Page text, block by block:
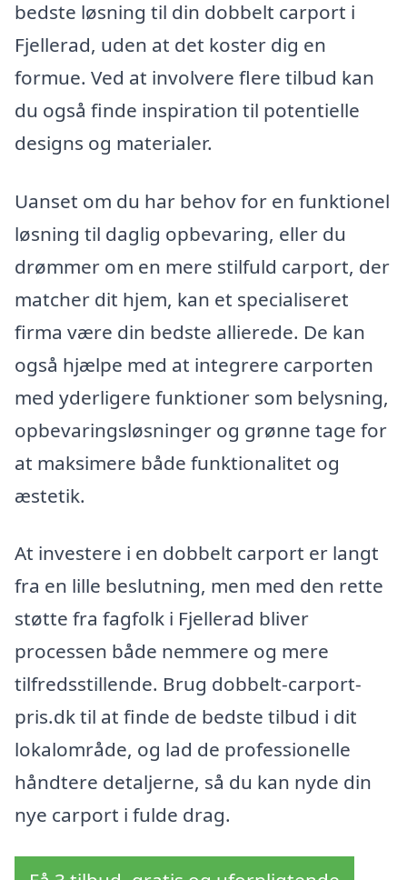
bedste løsning til din dobbelt carport i
Fjellerad, uden at det koster dig en
formue. Ved at involvere flere tilbud kan
du også finde inspiration til potentielle
designs og materialer.
Uanset om du har behov for en funktionel
løsning til daglig opbevaring, eller du
drømmer om en mere stilfuld carport, der
matcher dit hjem, kan et specialiseret
firma være din bedste allierede. De kan
også hjælpe med at integrere carporten
med yderligere funktioner som belysning,
opbevaringsløsninger og grønne tage for
at maksimere både funktionalitet og
æstetik.
At investere i en dobbelt carport er langt
fra en lille beslutning, men med den rette
støtte fra fagfolk i Fjellerad bliver
processen både nemmere og mere
tilfredsstillende. Brug dobbelt-carport-
pris.dk til at finde de bedste tilbud i dit
lokalområde, og lad de professionelle
håndtere detaljerne, så du kan nyde din
nye carport i fulde drag.